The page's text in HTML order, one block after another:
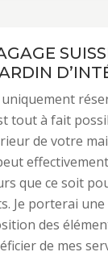
tout à fait
de votre
que ce soit
Je porterai
des
de mes